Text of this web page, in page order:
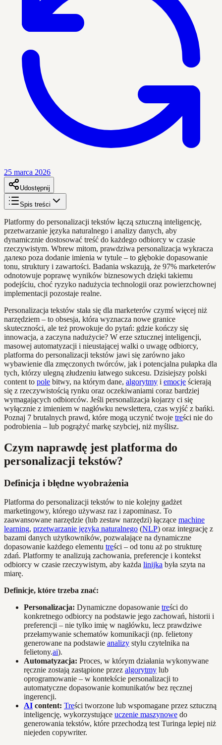
25 marca 2026
Udostępnij
Spis treści
Platformy do personalizacji tekstów łączą sztuczną inteligencję,
przetwarzanie języka naturalnego i analizy danych, aby
dynamicznie dostosować treść do każdego odbiorcy w czasie
rzeczywistym. Wbrew mitom, prawdziwa personalizacja wykracza
далеко poza dodanie imienia w tytule – to głębokie dopasowanie
tonu, struktury i zawartości. Badania wskazują, że 97% marketerów
odnotowuje poprawę wyników biznesowych dzięki takiemu
podejściu, choć ryzyko nadużycia technologii oraz powierzchownej
implementacji pozostaje realne.
Personalizacja tekstów stała się dla marketerów czymś więcej niż
narzędziem – to obsesja, która wyznacza nowe granice
skuteczności, ale też prowokuje do pytań: gdzie kończy się
innowacja, a zaczyna nadużycie? W erze sztucznej inteligencji,
masowej automatyzacji i nieustającej walki o uwagę odbiorcy,
platforma do personalizacji tekstów jawi się zarówno jako
wybawienie dla zmęczonych twórców, jak i potencjalna pułapka dla
tych, którzy ulegną złudzeniu łatwego sukcesu. Dzisiejszy polski
content to pole bitwy, na którym dane, algorytmy i emocje ścierają
się z rzeczywistością rynku oraz oczekiwaniami coraz bardziej
wymagających odbiorców. Jeśli personalizacja kojarzy ci się
wyłącznie z imieniem w nagłówku newslettera, czas wyjść z bańki.
Poznaj 7 brutalnych prawd, które mogą uczynić twoje treści nie do
podrobienia – lub pogrążyć markę szybciej, niż myślisz.
Czym naprawdę jest platforma do
personalizacji tekstów?
Definicja i błędne wyobrażenia
Platforma do personalizacji tekstów to nie kolejny gadżet
marketingowy, którego używasz raz i zapominasz. To
zaawansowane narzędzie (lub zestaw narzędzi) łączące machine
learning, przetwarzanie języka naturalnego (NLP) oraz integrację z
bazami danych użytkowników, pozwalające na dynamiczne
dopasowanie każdego elementu treści – od tonu aż po strukturę
zdań. Platformy te analizują zachowania, preferencje i kontekst
odbiorcy w czasie rzeczywistym, aby każda linijka była szyta na
miarę.
Definicje, które trzeba znać:
Personalizacja: Dynamiczne dopasowanie treści do
konkretnego odbiorcy na podstawie jego zachowań, historii i
preferencji – nie tylko imię w nagłówku, lecz prawdziwe
przełamywanie schematów komunikacji (np. felietony
generowane na podstawie analizy stylu czytelnika na
felietony.ai).
Automatyzacja: Proces, w którym działania wykonywane
ręcznie zostają zastąpione przez algorytmy lub
oprogramowanie – w kontekście personalizacji to
automatyczne dopasowanie komunikatów bez ręcznej
ingerencji.
AI content: Treści tworzone lub wspomagane przez sztuczną
inteligencję, wykorzystujące uczenie maszynowe do
generowania tekstów, które przechodzą test Turinga lepiej niż
niejeden copywriter.